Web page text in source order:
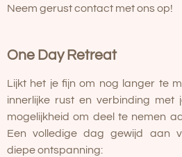
Neem gerust contact met ons op!
One Day Retreat
Lijkt het je fijn om nog langer te
innerlijke rust en verbinding met
mogelijkheid om deel te nemen
Een volledige dag gewijd aan
diepe ontspanning: